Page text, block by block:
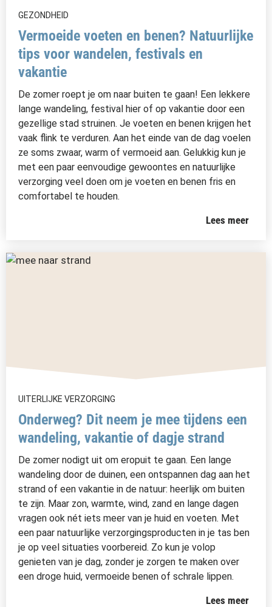
GEZONDHEID
Vermoeide voeten en benen? Natuurlijke
tips voor wandelen, festivals en
vakantie
De zomer roept je om naar buiten te gaan! Een lekkere
lange wandeling, festival hier of op vakantie door een
gezellige stad struinen. Je voeten en benen krijgen het
vaak flink te verduren. Aan het einde van de dag voelen
ze soms zwaar, warm of vermoeid aan. Gelukkig kun je
met een paar eenvoudige gewoontes en natuurlijke
verzorging veel doen om je voeten en benen fris en
comfortabel te houden.
Lees meer
UITERLIJKE VERZORGING
Onderweg? Dit neem je mee tijdens een
wandeling, vakantie of dagje strand
De zomer nodigt uit om eropuit te gaan. Een lange
wandeling door de duinen, een ontspannen dag aan het
strand of een vakantie in de natuur: heerlijk om buiten
te zijn. Maar zon, warmte, wind, zand en lange dagen
vragen ook nét iets meer van je huid en voeten. Met
een paar natuurlijke verzorgingsproducten in je tas ben
je op veel situaties voorbereid. Zo kun je volop
genieten van je dag, zonder je zorgen te maken over
een droge huid, vermoeide benen of schrale lippen.
Lees meer